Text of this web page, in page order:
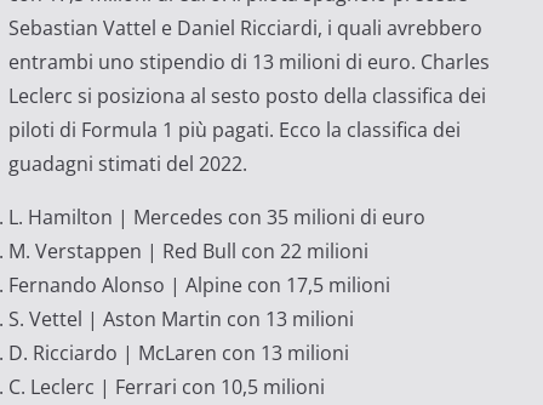
Sebastian Vattel e Daniel Ricciardi, i quali avrebbero
entrambi uno stipendio di 13 milioni di euro. Charles
Leclerc si posiziona al sesto posto della classifica dei
piloti di Formula 1 più pagati. Ecco la classifica dei
guadagni stimati del 2022.
L. Hamilton | Mercedes con 35 milioni di euro
M. Verstappen | Red Bull con 22 milioni
Fernando Alonso | Alpine con 17,5 milioni
S. Vettel | Aston Martin con 13 milioni
D. Ricciardo | McLaren con 13 milioni
C. Leclerc | Ferrari con 10,5 milioni